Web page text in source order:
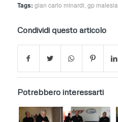
Tags: gian carlo minardi gp malesia
Condividi questo articolo
Potrebbero interessarti